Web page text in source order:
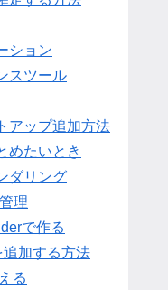
ション
スツール
アップ追加方法
めたいとき
ダリング
理
で作る
追加する方法
る